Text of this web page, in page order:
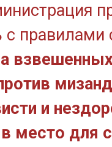
с правилами
и
место для